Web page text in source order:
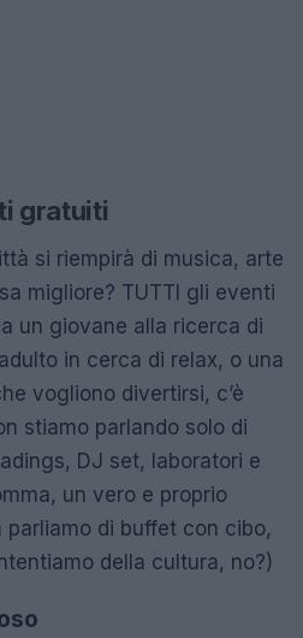
gratuiti
si riempirà di musica, arte
migliore? TUTTI gli eventi
un giovane alla ricerca di
in cerca di relax, o una
vogliono divertirsi, c’è
stiamo parlando solo di
DJ set, laboratori e
un vero e proprio
parliamo di buffet con cibo,
della cultura, no?)